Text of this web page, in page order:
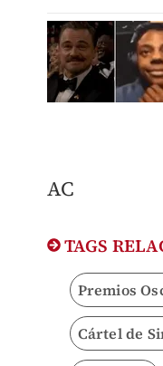
AC
TAGS
Premios
Cártel de